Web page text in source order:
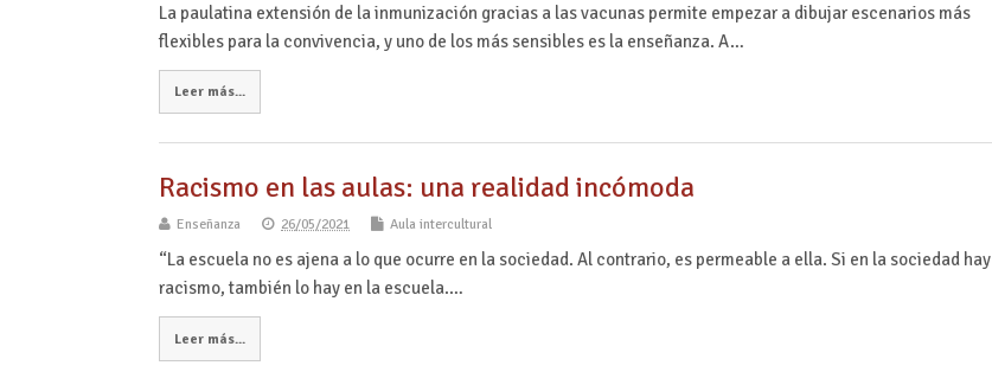
La paulatina extensión de la inmunización gracias a las vacunas permite empezar a dibujar escenarios más
flexibles para la convivencia, y uno de los más sensibles es la enseñanza. A…
Leer más...
Racismo en las aulas: una realidad incómoda
Enseñanza 26/05/2021 Aula intercultural
“La escuela no es ajena a lo que ocurre en la sociedad. Al contrario, es permeable a ella. Si en la sociedad hay
racismo, también lo hay en la escuela.…
Leer más...